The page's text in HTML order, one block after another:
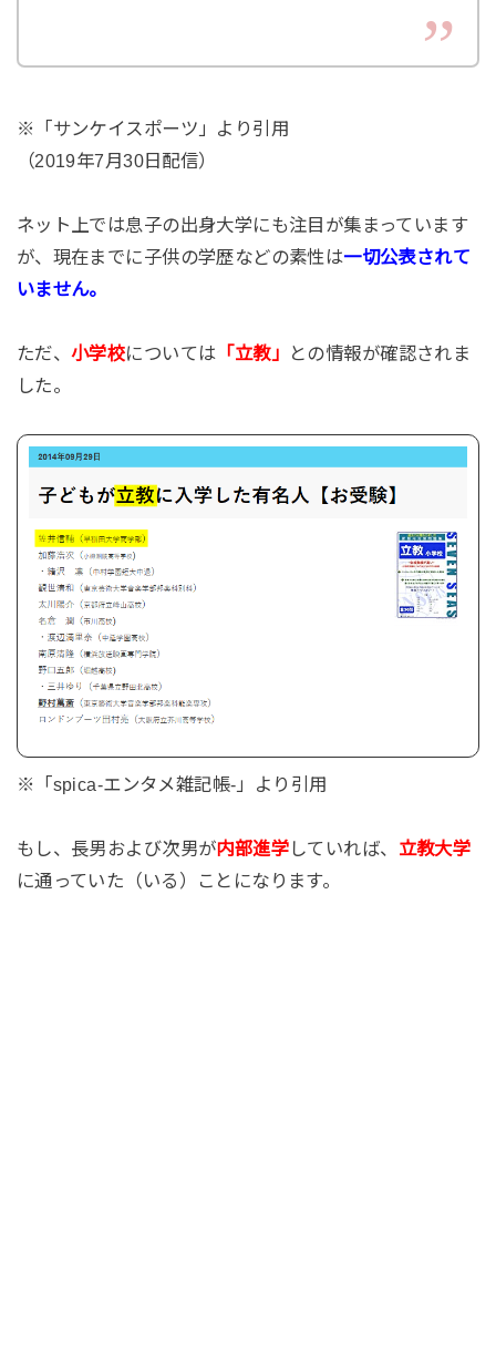
※「サンケイスポーツ」より引用
（2019年7月30日配信）
ネット上では息子の出身大学にも注目が集まっています
が、現在までに子供の学歴などの素性は一切公表されて
いません。
ただ、小学校については 「立教」
との情報が確認されま
した。
※「spica-エンタメ雑記帳-」より引用
もし、長男および次男が内部進学 していれば、 立教大学
に通っていた（いる）ことになります。